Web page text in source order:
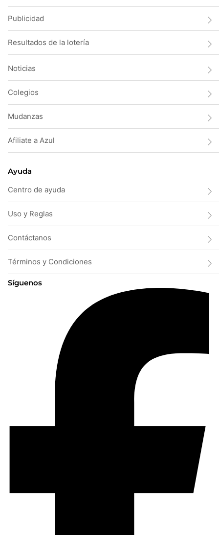
Publicidad
Resultados de la lotería
Noticias
Colegios
Mudanzas
Afiliate a Azul
Ayuda
Centro de ayuda
Uso y Reglas
Contáctanos
Términos y Condiciones
Síguenos